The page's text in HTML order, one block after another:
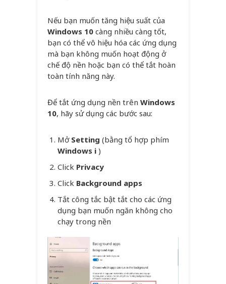
Nếu bạn muốn tăng hiệu suất của
Windows 10 càng nhiều càng tốt,
bạn có thể vô hiệu hóa các ứng dụng
mà bạn không muốn hoạt động ở
chế độ nền hoặc bạn có thể tắt hoàn
toàn tính năng này.
Để tắt ứng dụng nền trên Windows
10, hãy sử dụng các bước sau:
Mở Setting (bằng tổ hợp phím
Windows i )
Click Privacy
Click Background apps
Tắt công tắc bật tắt cho các ứng
dụng bạn muốn ngăn không cho
chạy trong nền